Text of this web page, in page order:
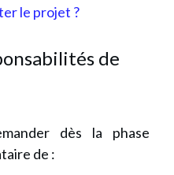
le projet ?
de
dès la phase
de :